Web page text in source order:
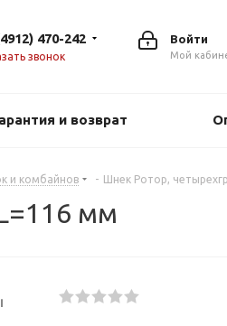
Войти
Мой
470-242
звонок
и возврат
и комбайнов - Шнек Ротор,
мм